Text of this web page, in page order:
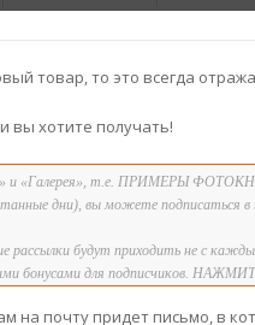
товар, то это всегда
вы хотите получать!
и «Галерея», т.е. ПРИМЕРЫ
дни), вы можете
рассылки будут приходить не с
бонусами для подписчиков.
на почту придет письмо, в